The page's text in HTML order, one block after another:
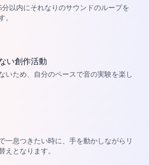
以内にそれなりのサウンドのループを
。
い創作活動
いため、自分のペースで音の実験を楽し
一息つきたい時に、手を動かしながらリ
えとなります。